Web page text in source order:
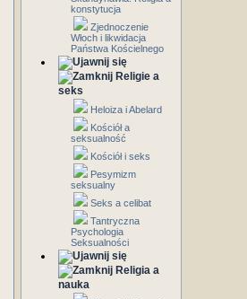
konstytucja
Zjednoczenie
Włoch i likwidacja
Państwa Kościelnego
Religie a
seks
Heloiza i Abelard
Kościół a
seksualność
Kościół i seks
Pesymizm
seksualny
Seks a celibat
Tantryczna
Psychologia
Seksualności
Religia a
nauka